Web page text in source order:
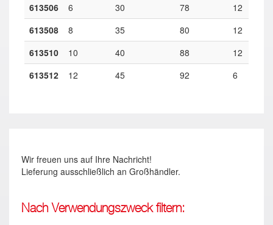
613506
6 30 78
12
613508
8 35 80
12
613510
10 40 88
12
613512
12 45 92 6
Wir freuen uns auf Ihre Nachricht!
Lieferung ausschließlich an Großhändler.
Nach Verwendungszweck filtern: